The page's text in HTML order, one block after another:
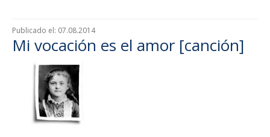
Publicado el: 07.08.2014
Mi vocación es el amor [canción]